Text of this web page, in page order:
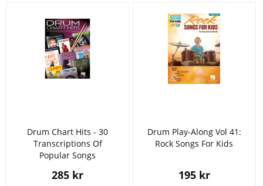
Drum Chart Hits - 30
Transcriptions Of
Popular Songs
285 kr
Drum Play-Along Vol 41:
Rock Songs For Kids
195 kr